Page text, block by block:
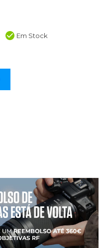
Em Stock